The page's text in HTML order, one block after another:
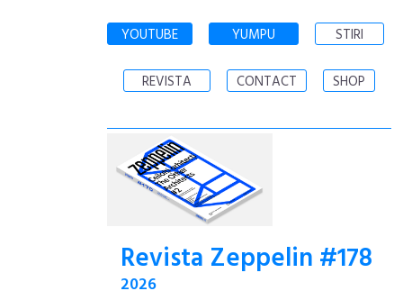
YOUTUBE YUMPU STIRI
REVISTA CONTACT SHOP
Revista Zeppelin #178
2026